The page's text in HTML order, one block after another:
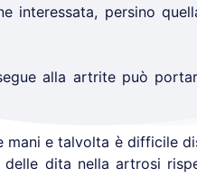
interessata, persino
alla artrite può
mani e talvolta è difficile
dita nella artrosi